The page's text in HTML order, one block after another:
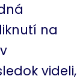
na
videli,